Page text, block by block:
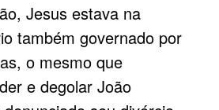
Jesus estava na
também governado por
, o mesmo que
e degolar João